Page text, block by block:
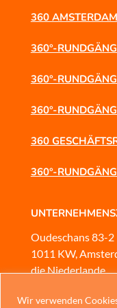
Wir verwenden
360
360°-
360°-
360°-
360
360°-
Oudeschans 83-2
1011 KW,
die Niederlande
KUNDENSERVICE